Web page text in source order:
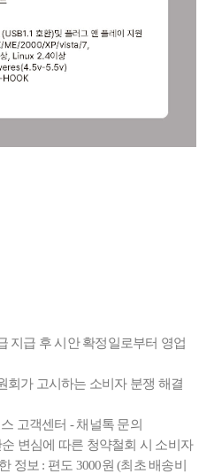
지급 후 시안 확정일로부터 영업
회가 고시하는 소비자 분쟁 해결
고객센터 - 채널톡 문의
변심에 따른 청약철회 시 소비자
정보 : 편도 3000원 (최초 배송비